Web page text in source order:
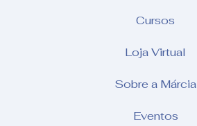
Cursos
Loja Virtual
Sobre a Márcia
Eventos